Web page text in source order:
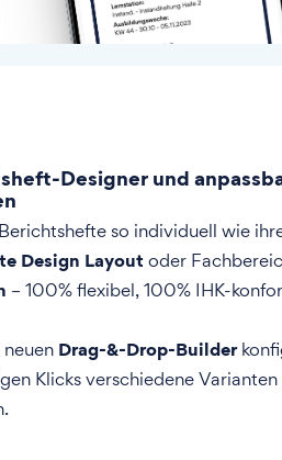
Designer und
so individuell wie
Design Layout oder
– 100% flexibel, 100% IHK-
Drag-&-Drop-Builder
Klicks verschiedene Varianten